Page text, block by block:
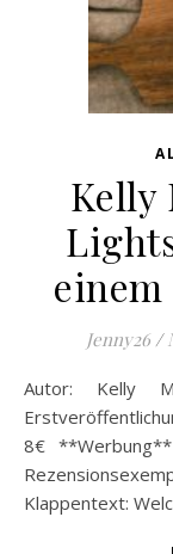
Kelly
einem
Jenny26 /
Autor: Kelly Moran Verlag: Kyss Verlag Datum
8€
Klappentext: